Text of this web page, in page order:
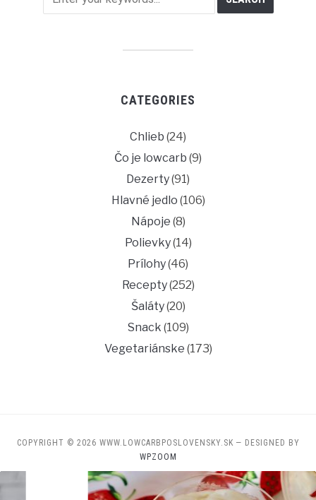
CATEGORIES
Chlieb (24)
Čo je lowcarb (9)
Dezerty(91)
Hlavné jedlo (106)
Nápoje (8)
Polievky(14)
Prílohy(46)
Recepty(252)
Šaláty(20)
Snack (109)
Vegetariánske (173)
COPYRIGHT © 2026 WWW.LOWCARBPOSLOVENSKY.SK — DESIGNED BY
WPZOOM